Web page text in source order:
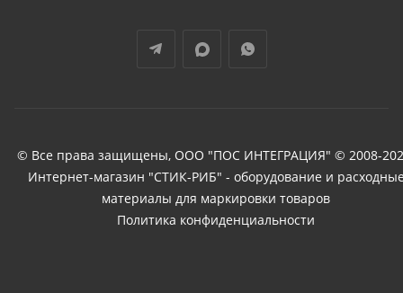
© Все права защищены, ООО "ПОС ИНТЕГРАЦИЯ" © 2008-
Интернет-магазин "СТИК-РИБ" - оборудование и
материалы для маркировки товаров
Политика конфиденциальности